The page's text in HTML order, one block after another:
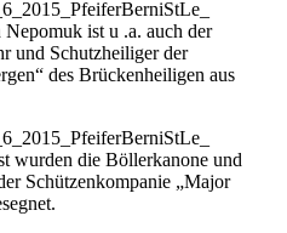
ist u .a. auch der
und Schutzheiliger der
des Brückenheiligen aus
wurden die Böllerkanone und
Schützenkompanie „Major